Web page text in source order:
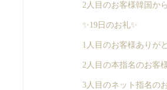
2人目のお客様韓国か
✨19日のお礼✨
1人目のお客様ありが
2人目の本指名のお客
3人目のネット指名の